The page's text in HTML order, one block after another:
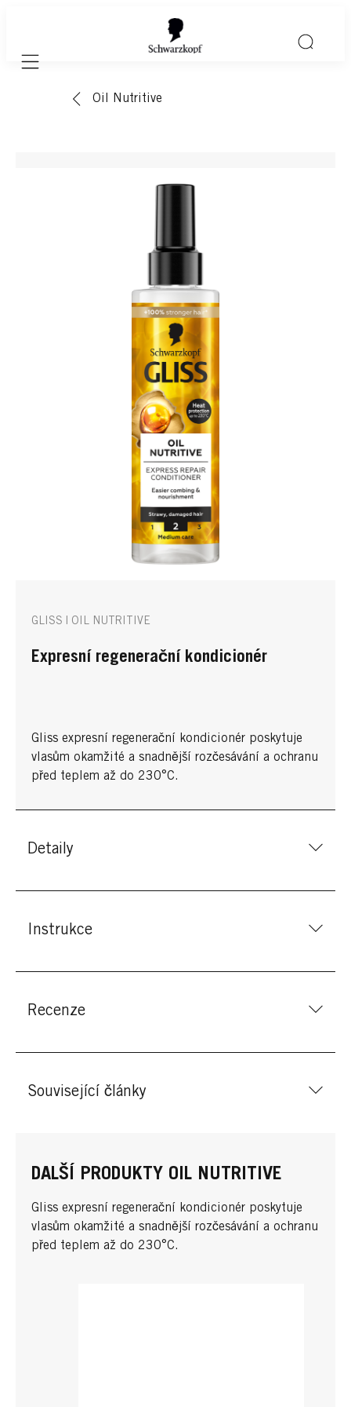
Mobile navigation
Oil Nutritive
GLISS | OIL NUTRITIVE
Expresní regenerační kondicionér
Gliss expresní regenerační kondicionér poskytuje
vlasům okamžité a snadnější rozčesávání a ochranu
před teplem až do 230°C.
Detaily
Instrukce
Recenze
Související články
DALŠÍ PRODUKTY OIL NUTRITIVE
Gliss expresní regenerační kondicionér poskytuje
vlasům okamžité a snadnější rozčesávání a ochranu
před teplem až do 230°C.